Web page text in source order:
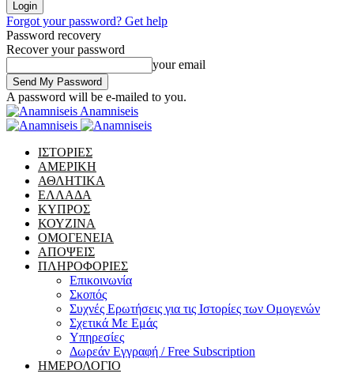
Forgot your password? Get help
Password recovery
Recover your password
your email
A password will be e-mailed to you.
Anamniseis
ΙΣΤΟΡΙΕΣ
ΑΜΕΡΙΚΗ
ΑΘΛΗΤΙΚΑ
ΕΛΛΑΔΑ
ΚΥΠΡΟΣ
ΚΟΥΖΙΝΑ
ΟΜΟΓΕΝΕΙΑ
ΑΠΟΨΕΙΣ
ΠΛΗΡΟΦΟΡΙΕΣ
Επικοινωνία
Σκοπός
Συχνές Ερωτήσεις για τις Ιστορίες των Ομογενών
Σχετικά Με Εμάς
Υπηρεσίες
Δωρεάν Εγγραφή / Free Subscription
ΗΜΕΡΟΛΟΓΙΟ